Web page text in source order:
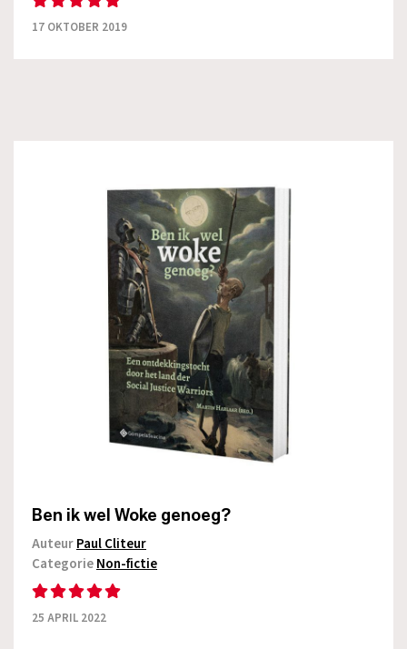
17 OKTOBER 2019
Ben ik wel Woke genoeg?
AuteurPaul Cliteur
CategorieNon-fictie
25 APRIL 2022